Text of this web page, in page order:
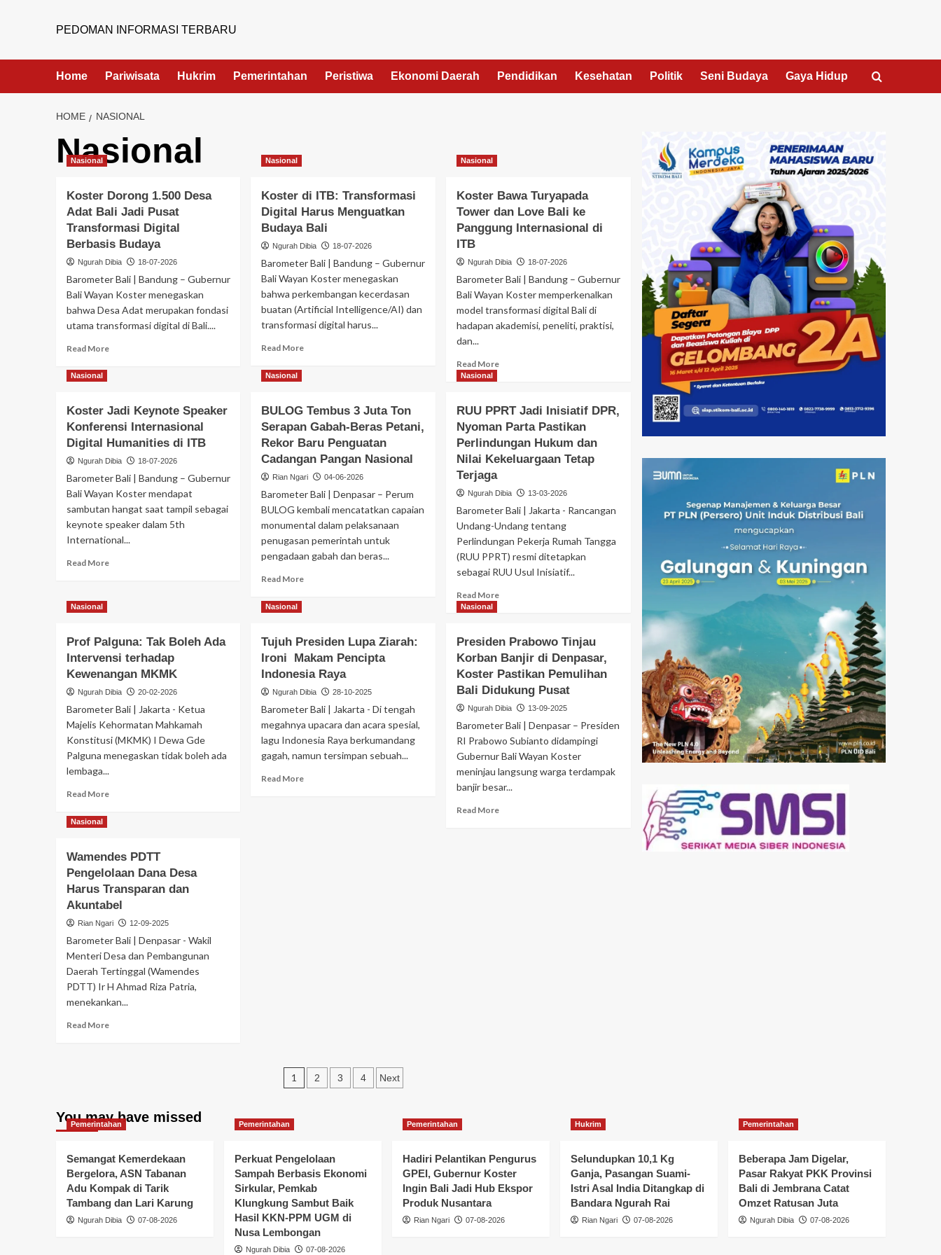
PEDOMAN INFORMASI TERBARU
Home Pariwisata Hukrim Pemerintahan Peristiwa Ekonomi Daerah Pendidikan Kesehatan Politik Seni Budaya Gaya Hidup
HOME NASIONAL
Nasional
Nasional
Koster Dorong 1.500 Desa
Adat Bali Jadi Pusat
Transformasi Digital
Berbasis Budaya
Ngurah Dibia 18-07-2026
Barometer Bali | Bandung – Gubernur
Bali Wayan Koster menegaskan
bahwa Desa Adat merupakan fondasi
utama transformasi digital di Bali....
Read More
Nasional
Koster di ITB: Transformasi
Digital Harus Menguatkan
Budaya Bali
Ngurah Dibia 18-07-2026
Barometer Bali | Bandung – Gubernur
Bali Wayan Koster menegaskan
bahwa perkembangan kecerdasan
buatan (Artificial Intelligence/AI) dan
transformasi digital harus...
Read More
Nasional
Koster Bawa Turyapada
Tower dan Love Bali ke
Panggung Internasional di
ITB
Ngurah Dibia 18-07-2026
Barometer Bali | Bandung – Gubernur
Bali Wayan Koster memperkenalkan
model transformasi digital Bali di
hadapan akademisi, peneliti, praktisi,
dan...
Read More
Nasional
Koster Jadi Keynote Speaker
Konferensi Internasional
Digital Humanities di ITB
Ngurah Dibia 18-07-2026
Barometer Bali | Bandung – Gubernur
Bali Wayan Koster mendapat
sambutan hangat saat tampil sebagai
keynote speaker dalam 5th
International...
Read More
Nasional
BULOG Tembus 3 Juta Ton
Serapan Gabah-Beras Petani,
Rekor Baru Penguatan
Cadangan Pangan Nasional
Rian Ngari 04-06-2026
Barometer Bali | Denpasar – Perum
BULOG kembali mencatatkan capaian
monumental dalam pelaksanaan
penugasan pemerintah untuk
pengadaan gabah dan beras...
Read More
Nasional
RUU PPRT Jadi Inisiatif DPR,
Nyoman Parta Pastikan
Perlindungan Hukum dan
Nilai Kekeluargaan Tetap
Terjaga
Ngurah Dibia 13-03-2026
Barometer Bali | Jakarta - Rancangan
Undang-Undang tentang
Perlindungan Pekerja Rumah Tangga
(RUU PPRT) resmi ditetapkan
sebagai RUU Usul Inisiatif...
Read More
Nasional
Prof Palguna: Tak Boleh Ada
Intervensi terhadap
Kewenangan MKMK
Ngurah Dibia 20-02-2026
Barometer Bali | Jakarta - Ketua
Majelis Kehormatan Mahkamah
Konstitusi (MKMK) I Dewa Gde
Palguna menegaskan tidak boleh ada
lembaga...
Read More
Nasional
Tujuh Presiden Lupa Ziarah:
Ironi Makam Pencipta
Indonesia Raya
Ngurah Dibia 28-10-2025
‎Barometer Bali | Jakarta - ‎Di tengah
megahnya upacara dan acara spesial,
lagu Indonesia Raya berkumandang
gagah, namun tersimpan sebuah...
Read More
Nasional
Presiden Prabowo Tinjau
Korban Banjir di Denpasar,
Koster Pastikan Pemulihan
Bali Didukung Pusat
Ngurah Dibia 13-09-2025
Barometer Bali | Denpasar – Presiden
RI Prabowo Subianto didampingi
Gubernur Bali Wayan Koster
meninjau langsung warga terdampak
banjir besar...
Read More
Nasional
Wamendes PDTT
Pengelolaan Dana Desa
Harus Transparan dan
Akuntabel
Rian Ngari 12-09-2025
Barometer Bali | Denpasar - Wakil
Menteri Desa dan Pembangunan
Daerah Tertinggal (Wamendes
PDTT) Ir H Ahmad Riza Patria,
menekankan...
Read More
1 2 3 4 Next
You may have missed
Pemerintahan
Semangat Kemerdekaan
Bergelora, ASN Tabanan
Adu Kompak di Tarik
Tambang dan Lari Karung
Ngurah Dibia 07-08-2026
Pemerintahan
Perkuat Pengelolaan
Sampah Berbasis Ekonomi
Sirkular, Pemkab
Klungkung Sambut Baik
Hasil KKN-PPM UGM di
Nusa Lembongan
Ngurah Dibia 07-08-2026
Pemerintahan
Hadiri Pelantikan Pengurus
GPEI, Gubernur Koster
Ingin Bali Jadi Hub Ekspor
Produk Nusantara
Rian Ngari 07-08-2026
Hukrim
Selundupkan 10,1 Kg
Ganja, Pasangan Suami-
Istri Asal India Ditangkap di
Bandara Ngurah Rai
Rian Ngari 07-08-2026
Pemerintahan
Beberapa Jam Digelar,
Pasar Rakyat PKK Provinsi
Bali di Jembrana Catat
Omzet Ratusan Juta
Ngurah Dibia 07-08-2026